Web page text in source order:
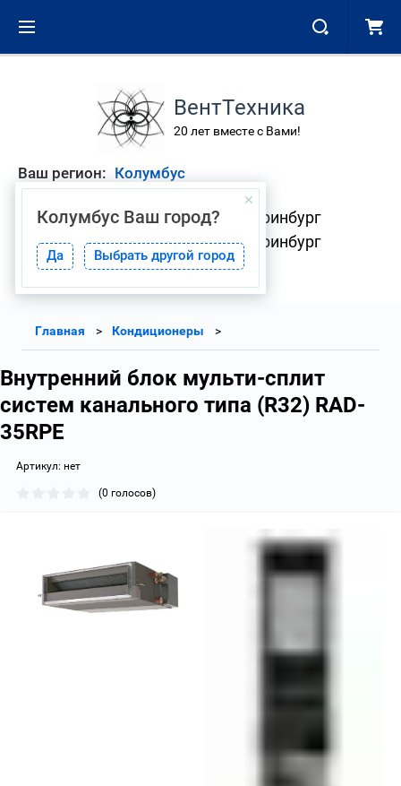
ВентТехника
20 лет вместе с Вами!
Ваш регион: Колумбус
Колумбус Ваш город?
Да Выбрать другой город
+7 (343) 268-01-08 Екатеринбург
+7 (904) 382-33-41 Екатеринбург
Главная Кондиционеры
Внутренний блок мульти-сплит
систем канального типа (R32) RAD-
35RPE
Артикул: нет
(0 голосов)